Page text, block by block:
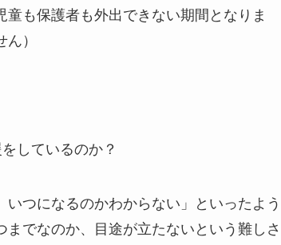
も保護者も外出できない期間となりま
）
しているのか？
つになるのかわからない」といったよう
でなのか、目途が立たないという難しさ